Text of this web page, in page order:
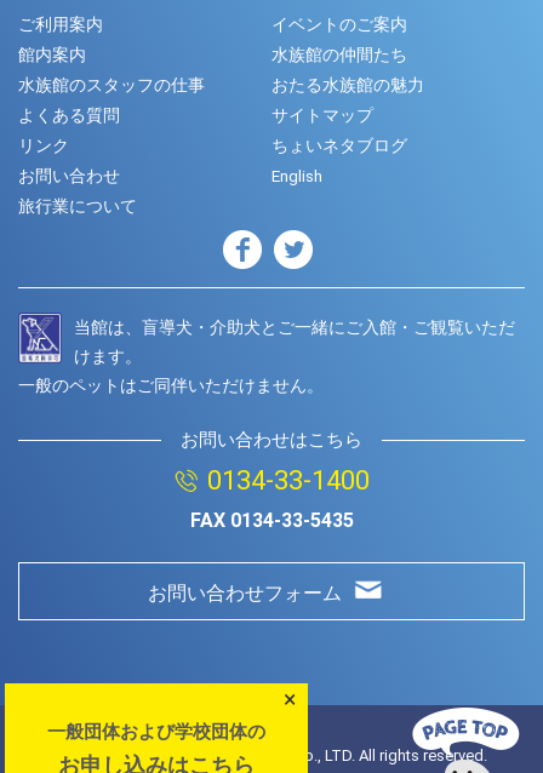
ご利用案内
イベントのご案内
館内案内
水族館の仲間たち
水族館のスタッフの仕事
おたる水族館の魅力
よくある質問
サイトマップ
リンク
ちょいネタブログ
お問い合わせ
English
旅行業について
当館は、盲導犬・介助犬とご一緒にご入館・ご観覧いただ
けます。
一般のペットはご同伴いただけません。
お問い合わせはこちら
0134-33-1400
FAX 0134-33-5435
お問い合わせフォーム
© Copyright 2026 Otaru Aquarium.Co., LTD. All rights reserved.
×
一般団体および学校団体の
お申し込みはこちら